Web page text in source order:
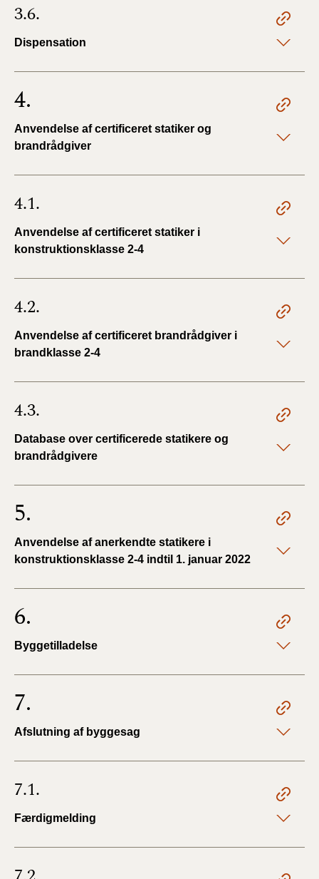
3.6.
Dispensation
4.
Anvendelse af certificeret statiker og
brandrådgiver
4.1.
Anvendelse af certificeret statiker i
konstruktionsklasse 2-4
4.2.
Anvendelse af certificeret brandrådgiver i
brandklasse 2-4
4.3.
Database over certificerede statikere og
brandrådgivere
5.
Anvendelse af anerkendte statikere i
konstruktionsklasse 2-4 indtil 1. januar 2022
6.
Byggetilladelse
7.
Afslutning af byggesag
7.1.
Færdigmelding